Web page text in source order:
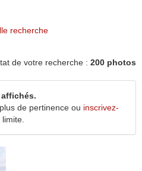
recherche
de votre recherche : 200 photos
de pertinence ou inscrivez-